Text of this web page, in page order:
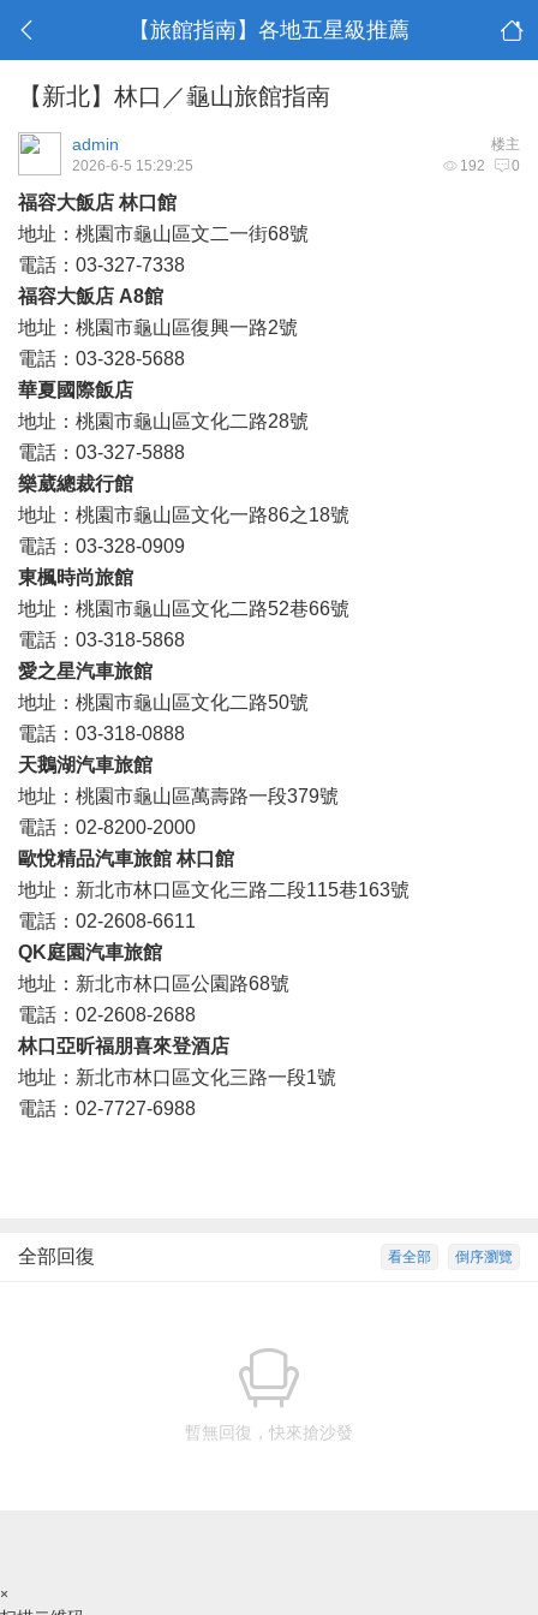
【旅館指南】各地五星級推薦
【新北】林口／龜山旅館指南
楼主
admin
192 0
2026-6-5 15:29:25
福容大飯店 林口館
地址：桃園市龜山區文二一街68號
電話：03-327-7338
福容大飯店 A8館
地址：桃園市龜山區復興一路2號
電話：03-328-5688
華夏國際飯店
地址：桃園市龜山區文化二路28號
電話：03-327-5888
樂葳總裁行館
地址：桃園市龜山區文化一路86之18號
電話：03-328-0909
東楓時尚旅館
地址：桃園市龜山區文化二路52巷66號
電話：03-318-5868
愛之星汽車旅館
地址：桃園市龜山區文化二路50號
電話：03-318-0888
天鵝湖汽車旅館
地址：桃園市龜山區萬壽路一段379號
電話：02-8200-2000
歐悅精品汽車旅館 林口館
地址：新北市林口區文化三路二段115巷163號
電話：02-2608-6611
QK庭園汽車旅館
地址：新北市林口區公園路68號
電話：02-2608-2688
林口亞昕福朋喜來登酒店
地址：新北市林口區文化三路一段1號
電話：02-7727-6988
倒序瀏覽
看全部
全部回復
暫無回復，快來搶沙發
×